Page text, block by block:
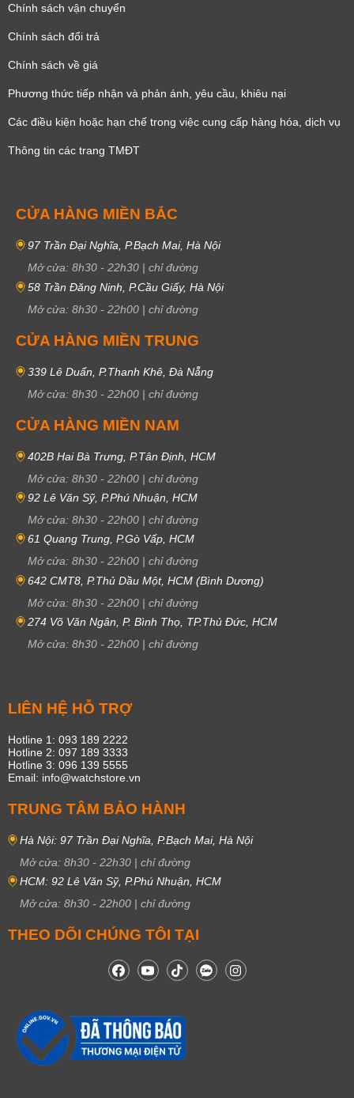
Chính sách vận chuyển
Chính sách đổi trả
Chính sách về giá
Phương thức tiếp nhận và phản ánh, yêu cầu, khiêu nại
Các điều kiện hoặc hạn chế trong việc cung cấp hàng hóa, dịch vụ
Thông tin các trang TMĐT
CỬA HÀNG MIỀN BẮC
97 Trần Đại Nghĩa, P.Bạch Mai, Hà Nội
Mở cửa: 8h30 - 22h30 | chỉ đường
58 Trần Đăng Ninh, P.Cầu Giấy, Hà Nội
Mở cửa: 8h30 - 22h00 | chỉ đường
CỬA HÀNG MIỀN TRUNG
339 Lê Duẩn, P.Thanh Khê, Đà Nẵng
Mở cửa: 8h30 - 22h00 | chỉ đường
CỬA HÀNG MIỀN NAM
402B Hai Bà Trưng, P.Tân Định, HCM
Mở cửa: 8h30 - 22h00 | chỉ đường
92 Lê Văn Sỹ, P.Phú Nhuận, HCM
Mở cửa: 8h30 - 22h00 | chỉ đường
61 Quang Trung, P.Gò Vấp, HCM
Mở cửa: 8h30 - 22h00 | chỉ đường
642 CMT8, P.Thủ Dầu Một, HCM (Bình Dương)
Mở cửa: 8h30 - 22h00 | chỉ đường
274 Võ Văn Ngân, P. Bình Thọ, TP.Thủ Đức, HCM
Mở cửa: 8h30 - 22h00 | chỉ đường
LIÊN HỆ HỖ TRỢ
Hotline 1: 093 189 2222
Hotline 2: 097 189 3333
Hotline 3: 096 139 5555
Email: info@watchstore.vn
TRUNG TÂM BẢO HÀNH
Hà Nội: 97 Trần Đại Nghĩa, P.Bạch Mai, Hà Nội
Mở cửa: 8h30 - 22h30 | chỉ đường
HCM: 92 Lê Văn Sỹ, P.Phú Nhuận, HCM
Mở cửa: 8h30 - 22h00 | chỉ đường
THEO DÕI CHÚNG TÔI TẠI